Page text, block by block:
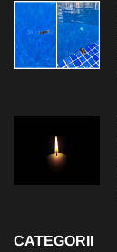
CATEGORII